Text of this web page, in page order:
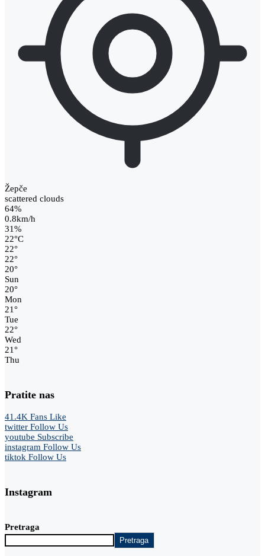
Žepče
scattered clouds
64%
0.8km/h
31%
22°C
22°
22°
20°
Sun
20°
Mon
21°
Tue
22°
Wed
21°
Thu
Pratite nas
41.4K Fans Like
twitter Follow Us
youtube Subscribe
instagram Follow Us
tiktok Follow Us
Instagram
Pretraga
Pretraga